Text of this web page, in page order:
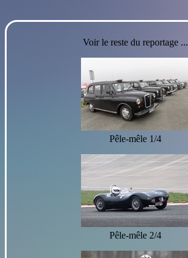
Voir le reste du reportage ...
Pêle-mêle 1/4
Pêle-mêle 2/4